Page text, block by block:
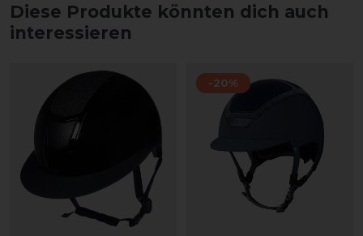
Diese Produkte könnten dich auch
interessieren
-20%